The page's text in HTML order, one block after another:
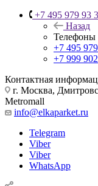
+7 495 979 93
Назад
Телефоны
+7 495
+7 999
Контактная
г. Москва,
Metromall
info@elkaparket.ru
Telegram
Viber
Viber
WhatsApp